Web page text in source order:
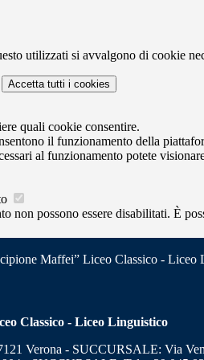
utilizzati si avvalgono di cookie
Accetta tutti i cookies
quali cookie consentire.
il funzionamento della
al funzionamento potete
non possono essere disabilitati. È
Maffei” Liceo Classico - Liceo
Classico - Liceo Linguistico
Verona - SUCCURSALE: Via